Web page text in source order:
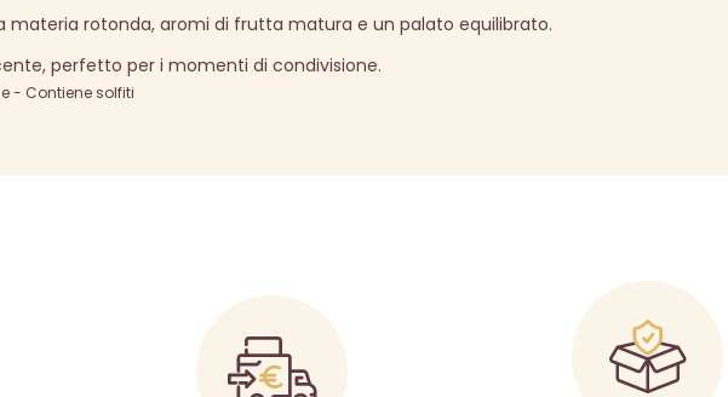
materia rotonda, aromi di frutta matura e un palato equilibrato.
perfetto per i momenti di condivisione.
- Contiene solfiti